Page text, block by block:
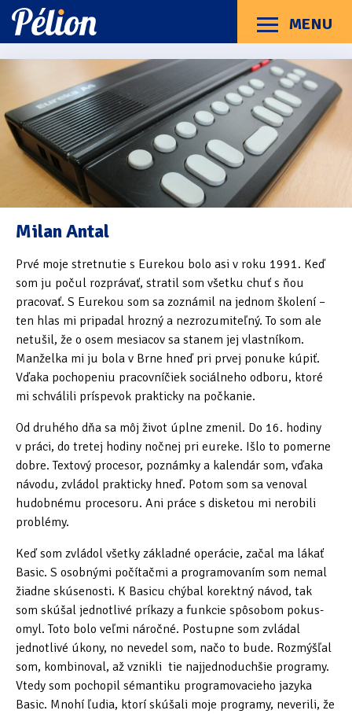
Přejít
na
štítky
Přejít
na
kategorie
Přejít
na
obsah
MENU
Menu
Články
Příručky O Pélionu
Kontakt
Eureka A4
Kde a jak se zrodila Eureka A4?
Učíme se česky
Pojďme si Eureku prohlédnout
Probouzíme Eureku
Vybrané funkce Eureky
Co bylo dál?
Jak na Eureku vzpomínají
Ing. Milan Hudeček – tvůrce Eureky
Ing. Jiří Kalvoda
Josef Konečný
RNDr. Hana Bubeníčková
Mgr. Marek Susčík
Zdeněk Bajtl
Milan Antal
Mgr. Roman Kabelka
Mgr. Eliška Hluší
Milan Antal
Prvé moje stretnutie s Eurekou bolo asi v roku 1991. Keď
som ju počul rozprávať, stratil som všetku chuť s ňou
pracovať. S Eurekou som sa zoznámil na jednom školení –
ten hlas mi pripadal hrozný a nezrozumiteľný. To som ale
netušil, že o osem mesiacov sa stanem jej vlastníkom.
Manželka mi ju bola v Brne hneď pri prvej ponuke kúpiť.
Vďaka pochopeniu pracovníčiek sociálneho odboru, ktoré
mi schválili príspevok prakticky na počkanie.
Od druhého dňa sa môj život úplne zmenil. Do 16. hodiny
v práci, do tretej hodiny nočnej pri eureke. Išlo to pomerne
dobre. Textový procesor, poznámky a kalendár som, vďaka
návodu, zvládol prakticky hneď. Potom som sa venoval
hudobnému procesoru. Ani práce s disketou mi nerobili
problémy.
Keď som zvládol všetky základné operácie, začal ma lákať
Basic. S osobnými počítačmi a programovaním som nemal
žiadne skúsenosti. K Basicu chýbal korektný návod, tak
som skúšal jednotlivé príkazy a funkcie spôsobom pokus-
omyl. Toto bolo veľmi náročné. Postupne som zvládal
jednotlivé úkony, no nevedel som, načo to bude. Rozmýšľal
som, kombinoval, až vznikli tie najjednoduchšie programy.
Vtedy som pochopil sémantiku programovacieho jazyka
Basic. Mnohí ľudia, ktorí skúšali moje programy, neverili, že